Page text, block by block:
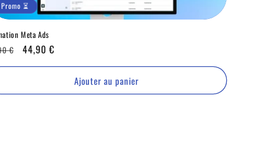
Promo ⏳
Meta Ads
€
Promo
⏳
44,90 €
Ajouter au panier